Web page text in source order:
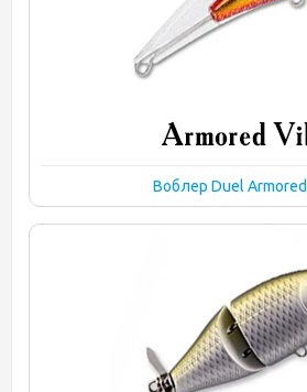
Воблер Duel